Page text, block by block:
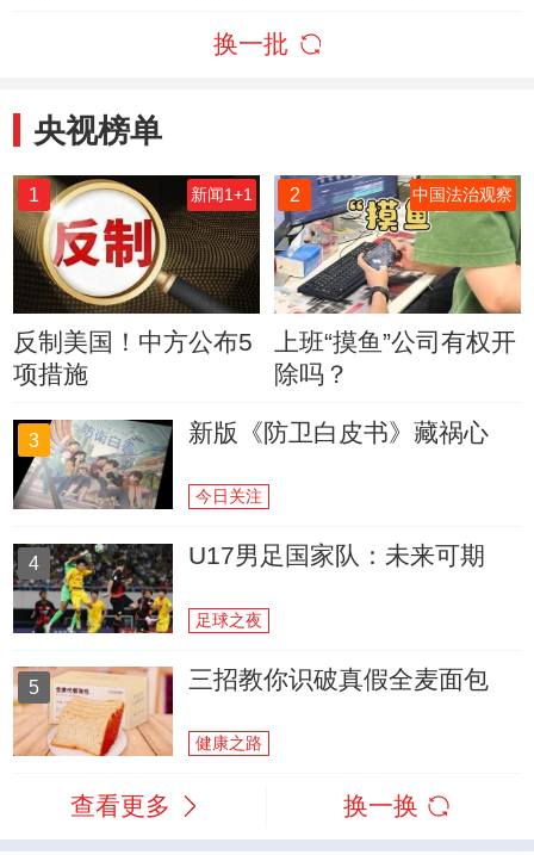
换一批
央视榜单
1 新闻1+1
反制美国！中方公布5
项措施
2 中国法治观察
上班“摸鱼”公司有权开
除吗？
3 新版《防卫白皮书》藏祸心
今日关注
4 U17男足国家队：未来可期
足球之夜
5 三招教你识破真假全麦面包
健康之路
查看更多 换一换